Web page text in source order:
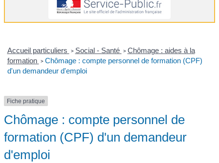
Accueil particuliers > Social - Santé > Chômage : aides à la
formation > Chômage : compte personnel de formation (CPF)
d'un demandeur d'emploi
Fiche pratique
Chômage : compte personnel de
formation (CPF) d'un demandeur
d'emploi